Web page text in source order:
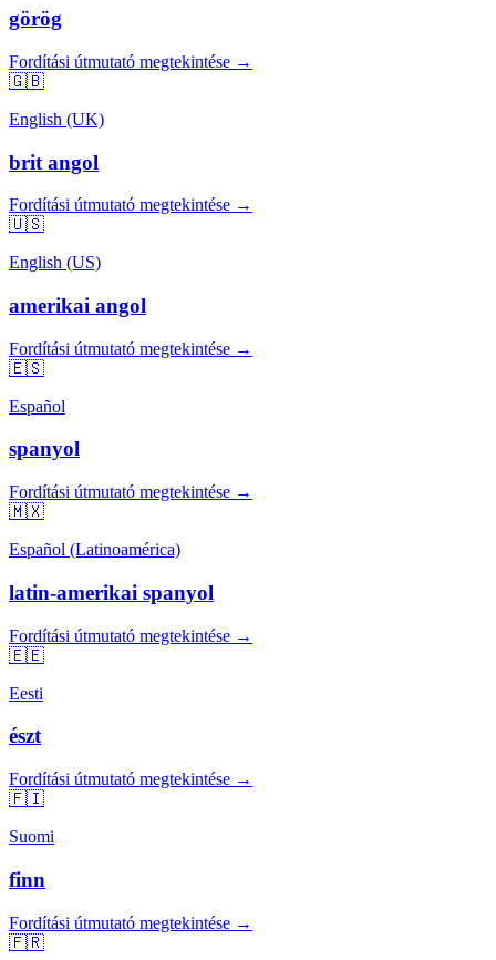
görög
Fordítási útmutató megtekintése →
🇬🇧
English (UK)
brit angol
Fordítási útmutató megtekintése →
🇺🇸
English (US)
amerikai angol
Fordítási útmutató megtekintése →
🇪🇸
Español
spanyol
Fordítási útmutató megtekintése →
🇲🇽
Español (Latinoamérica)
latin-amerikai spanyol
Fordítási útmutató megtekintése →
🇪🇪
Eesti
észt
Fordítási útmutató megtekintése →
🇫🇮
Suomi
finn
Fordítási útmutató megtekintése →
🇫🇷